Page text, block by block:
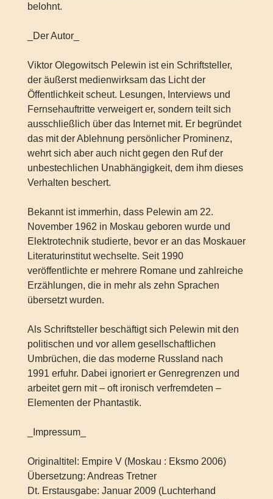
belohnt.
_Der Autor_
Viktor Olegowitsch Pelewin ist ein Schriftsteller,
der äußerst medienwirksam das Licht der
Öffentlichkeit scheut. Lesungen, Interviews und
Fernsehauftritte verweigert er, sondern teilt sich
ausschließlich über das Internet mit. Er begründet
das mit der Ablehnung persönlicher Prominenz,
wehrt sich aber auch nicht gegen den Ruf der
unbestechlichen Unabhängigkeit, dem ihm dieses
Verhalten beschert.
Bekannt ist immerhin, dass Pelewin am 22.
November 1962 in Moskau geboren wurde und
Elektrotechnik studierte, bevor er an das Moskauer
Literaturinstitut wechselte. Seit 1990
veröffentlichte er mehrere Romane und zahlreiche
Erzählungen, die in mehr als zehn Sprachen
übersetzt wurden.
Als Schriftsteller beschäftigt sich Pelewin mit den
politischen und vor allem gesellschaftlichen
Umbrüchen, die das moderne Russland nach
1991 erfuhr. Dabei ignoriert er Genregrenzen und
arbeitet gern mit – oft ironisch verfremdeten –
Elementen der Phantastik.
_Impressum_
Originaltitel: Empire V (Moskau : Eksmo 2006)
Übersetzung: Andreas Tretner
Dt. Erstausgabe: Januar 2009 (Luchterhand